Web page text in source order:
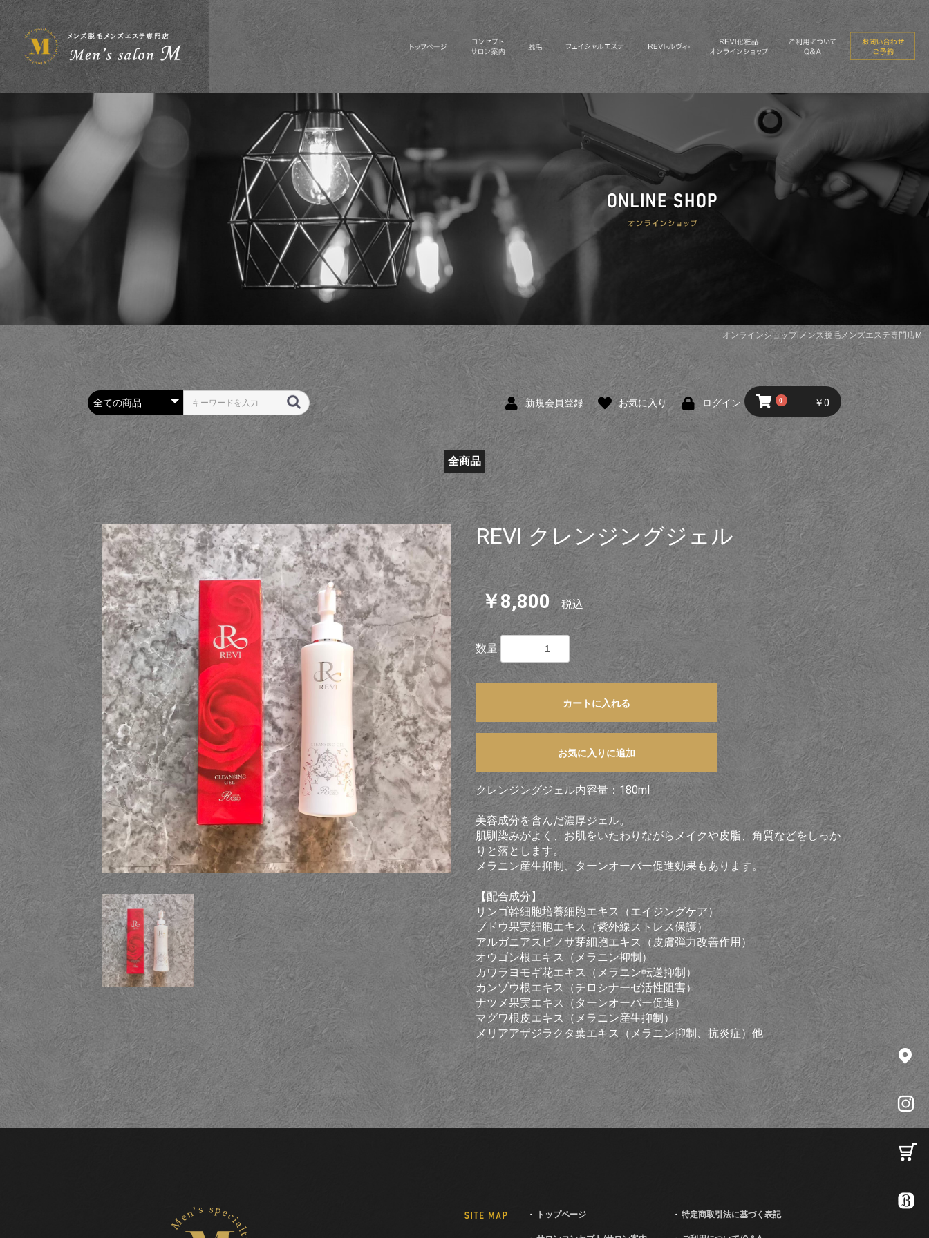
オンラインショップ|メンズ脱毛メンズエステ専門店M
新規会員登録 お気に入り ログイン 0 ￥0
全商品
REVI クレンジングジェル
￥8,800 税込
数量
カートに入れる
お気に入りに追加
クレンジングジェル内容量：180ml
美容成分を含んだ濃厚ジェル。
肌馴染みがよく、お肌をいたわりながらメイクや皮脂、角質などをしっか
りと落とします。
メラニン産生抑制、ターンオーバー促進効果もあります。
【配合成分】
リンゴ幹細胞培養細胞エキス（エイジングケア）
ブドウ果実細胞エキス（紫外線ストレス保護）
アルガニアスピノサ芽細胞エキス（皮膚弾力改善作用）
オウゴン根エキス（メラニン抑制）
カワラヨモギ花エキス（メラニン転送抑制）
カンゾウ根エキス（チロシナーゼ活性阻害）
ナツメ果実エキス（ターンオーバー促進）
マグワ根皮エキス（メラニン産生抑制）
メリアアザジラクタ葉エキス（メラニン抑制、抗炎症）他
トップページ 特定商取引法に基づく表記